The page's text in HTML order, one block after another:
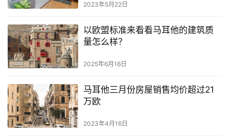
2023年5月22日
以欧盟标准来看看马耳他的建筑质
量怎么样？
2025年6月16日
马耳他三月份房屋销售均价超过21
万欧
2023年4月16日